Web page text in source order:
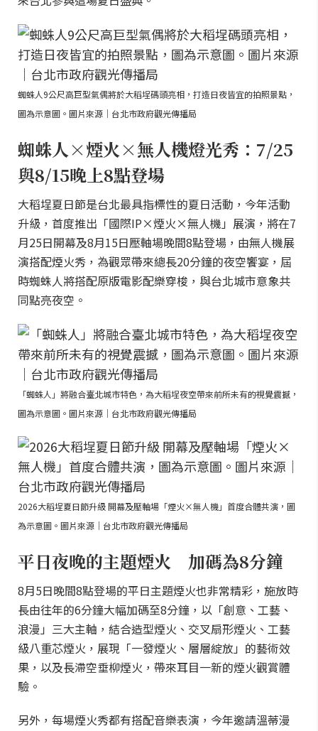
蜘蛛人9公尺高巨型氣偶將於大稻埕碼頭亮相，打造日夜皆宜的拍照景點，
圖為示意圖。圖片來源｜台北市政府觀光傳播局
蜘蛛人×煙火×無人機燈光秀：7/25
與8/15晚上8點登場
大稻埕夏日節是台北最具指標性的夏日活動，今年活動
升級，首度推出「國際IP×煙火×無人機」展演，將在7
月25日開幕及8月15日壓軸場晚間8點登場，由無人機展
演搭配煙火秀，為觀眾帶來總長20分鐘的夜空饗宴，屆
時蜘蛛人將搭配原版電影配樂穿梭，與台北城市意象共
同點亮夜空。
「蜘蛛人」將融合臺北城市特色，為大稻埕夜空帶來前所未有的視覺震撼，
圖為示意圖。圖片來源｜台北市政府觀光傳播局
2026大稻埕夏日節升級 開幕及壓軸場「煙火×無人機」首度合體共演，圖
為示意圖。圖片來源｜台北市政府觀光傳播局
平日夜晚的主題煙火 加碼為8分鐘
8月5日晚間8點登場的平日主題煙火也非常精彩，施放時
長由往年的6分鐘大幅加碼至8分鐘，以「創意、工藝、
浪漫」三大主軸，結合造型煙火、交叉扇形煙火、工藝
級八重芯煙火，展現「一發煙火、層層綻放」的藝術效
果，以及長滯空垂柳煙火，帶來耳目一新的煙火觀賞體
驗。
另外，每場煙火秀都有搭配音樂表演，今年邀請溫蒂漫